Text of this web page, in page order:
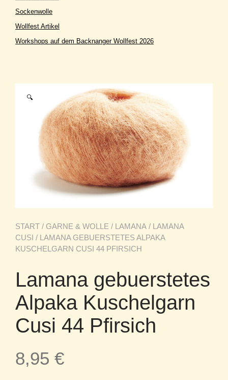
🔍
START / GARNE & WOLLE / LAMANA / LAMANA
CUSI / LAMANA GEBUERSTETES ALPAKA
KUSCHELGARN CUSI 44 PFIRSICH
Lamana gebuerstetes
Alpaka Kuschelgarn
Cusi 44 Pfirsich
8,95 €
Sockenwolle
Wollfest Artikel
Workshops auf dem Backnanger Wollfest 2026